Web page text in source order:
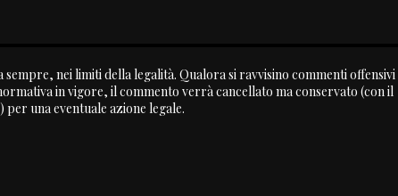
nei limiti della legalità. Qualora si ravvisino commenti offensivi
in vigore, il commento verrà cancellato ma conservato (con il
una eventuale azione legale.